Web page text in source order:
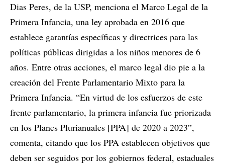
Dias Peres, de la USP, menciona el Marco Legal de la
Primera Infancia, una ley aprobada en 2016 que
establece garantías específicas y directrices para las
políticas públicas dirigidas a los niños menores de 6
años. Entre otras acciones, el marco legal dio pie a la
creación del Frente Parlamentario Mixto para la
Primera Infancia. “En virtud de los esfuerzos de este
frente parlamentario, la primera infancia fue priorizada
en los Planes Plurianuales [PPA] de 2020 a 2023”,
comenta, citando que los PPA establecen objetivos que
deben ser seguidos por los gobiernos federal, estaduales